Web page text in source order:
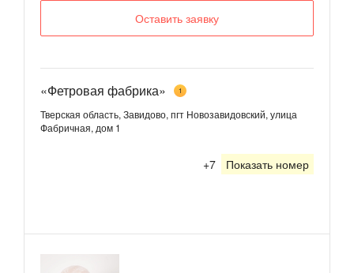
Оставить заявку
«Фетровая фабрика» 1
Тверская область, Завидово, пгт Новозавидовский, улица
Фабричная, дом 1
+7 Показать номер